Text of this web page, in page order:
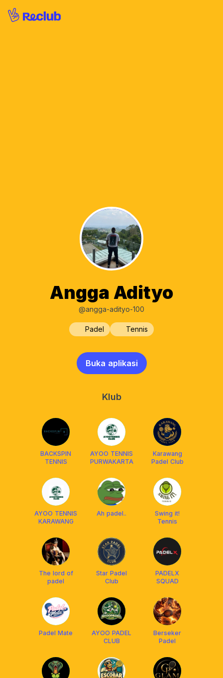
Angga Adityo
@angga-adityo-100
Padel Tennis
Buka aplikasi
Klub
BACKSPIN
TENNIS
AYOO TENNIS
PURWAKARTA
Karawang
Padel Club
AYOO TENNIS
KARAWANG
Ah padel..
Swing it!
Tennis
The lord of
padel
Star Padel
Club
PADELX
SQUAD
Padel Mate
AYOO PADEL
CLUB
Berseker
Padel